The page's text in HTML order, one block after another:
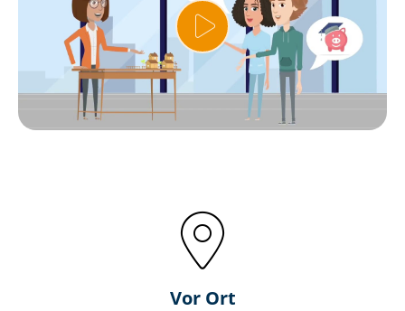
Vor Ort